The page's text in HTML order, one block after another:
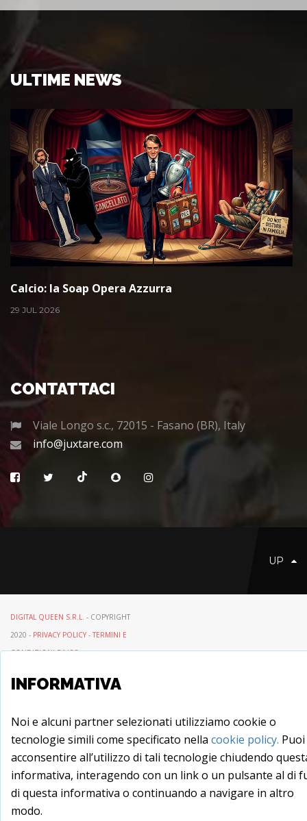
INFORMATIVA
Noi e alcuni partner selezionati utilizziamo cookie o
tecnologie simili come specificato nella cookie policy. Puoi
acconsentire all’utilizzo di tali tecnologie chiudendo
informativa, interagendo con un link o un pulsante al di
di questa informativa o continuando a navigare in altro
modo.
ULTIME NEWS
Calcio: la Soap Opera Azzurra
29 JUL 2026
CONTATTACI
Viale Longo s.c., 72015 - Fasano (BR), Italy
info@juxtare.com
UP
DIGITAL QUEEN S.R.L. - COPYRIGHT
2020 - PRIVACY POLICY - TERMINI E
CONDIZIONI D'USO